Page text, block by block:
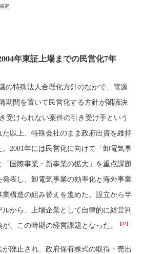
定
年東証上場までの民営化7年
の特殊法人合理化方針のなかで、電源
期間を置いて民営化する方針が閣議決
受けられない案件の引き受け手という
以上、特殊会社のまま政府出資を維持
2001年には民営化に向けて「卸電気事
国際事業・新事業の拡大」を重点課題
発表し、卸電気事業の効率化と海外事業
構造の組み替えを進めた。設立から半
から、上場企業として自律的に経営判
、この時期の経営課題となった。
[22]
が廃止され、政府保有株式の取得・売出